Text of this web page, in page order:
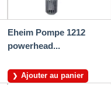
Eheim Pompe 1212
powerhead...
Ajouter au panier